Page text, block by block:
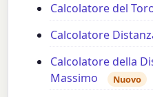
Calcolatore del
Calcolatore
Calcolatore della
Massimo
Nuovo